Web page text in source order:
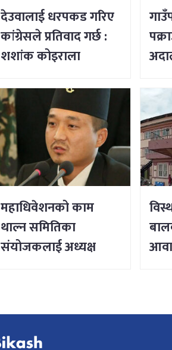
देउवालाई धरपकड गरिए
कांग्रेसले प्रतिवाद गर्छ :
शशांक कोइराला
महाधिवेशनको काम
थाल्न समितिका
संयोजकलाई अध्यक्ष